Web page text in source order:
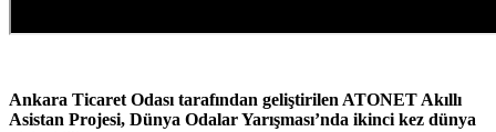
Ankara Ticaret Odası tarafından geliştirilen ATONET Akıllı
Asistan Projesi, Dünya Odalar Yarışması’nda ikinci kez dünya